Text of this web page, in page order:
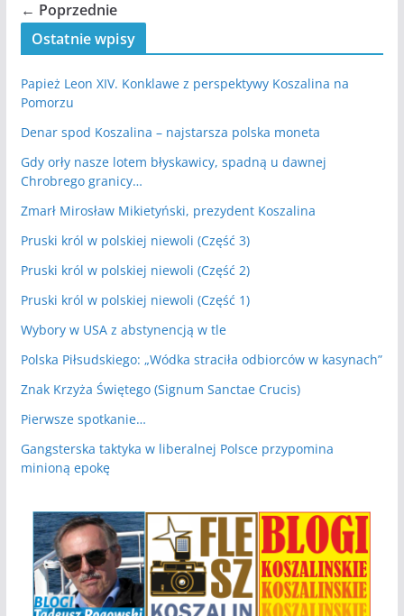
← Poprzednie
Ostatnie wpisy
Papież Leon XIV. Konklawe z perspektywy Koszalina na
Pomorzu
Denar spod Koszalina – najstarsza polska moneta
Gdy orły nasze lotem błyskawicy, spadną u dawnej
Chrobrego granicy…
Zmarł Mirosław Mikietyński, prezydent Koszalina
Pruski król w polskiej niewoli (Część 3)
Pruski król w polskiej niewoli (Część 2)
Pruski król w polskiej niewoli (Część 1)
Wybory w USA z abstynencją w tle
Polska Piłsudskiego: „Wódka straciła odbiorców w kasynach”
Znak Krzyża Świętego (Signum Sanctae Crucis)
Pierwsze spotkanie…
Gangsterska taktyka w liberalnej Polsce przypomina
minioną epokę